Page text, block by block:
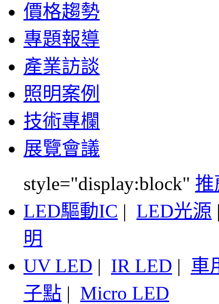
價格趨勢
專題報導
產業訪談
照明案例
技術專欄
展覽會議
style="display:block" 推
LED驅動IC | LED光源
明
UV LED | IR LED | 車
子點 | Micro LED